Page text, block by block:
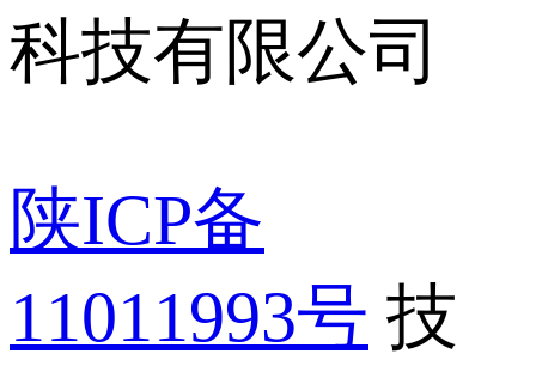
科技有限公司
陕ICP备
11011993号 技